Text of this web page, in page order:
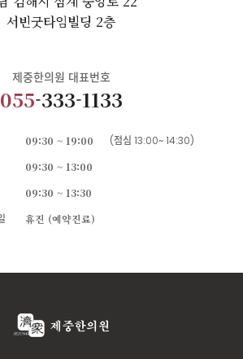
서빈굿타임빌딩 2층
제중한의원 대표번호
055-333-1133
09:30 ~ 19:00
(점심 13:00~ 14:30)
09:30 ~ 13:00
09:30 ~ 13:30
휴진 (예약진료)